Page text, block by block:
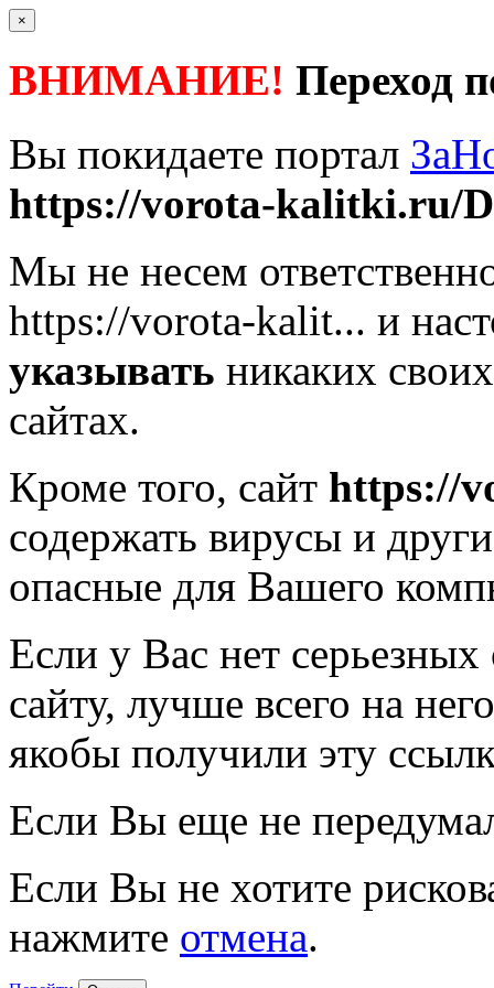
×
ВНИМАНИЕ! Переход
Вы покидаете портал
https://vorota-kalitki.ru/
Мы не несем
https://vorota-kalit... и
указывать никаких
сайтах.
Кроме того, сайт https://
содержать вирусы и
опасные для Вашего
Если у Вас нет
сайту, лучше всего на
якобы получили эту
Если Вы еще не
Если Вы не хотите
нажмите отмена.